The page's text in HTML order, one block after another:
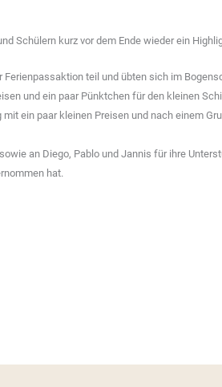
Schülern kurz vor dem Ende wieder ein
teil und übten sich im
und ein paar Pünktchen für den kleinen
ein paar kleinen Preisen und nach einem
an Diego, Pablo und Jannis für ihre
hat.